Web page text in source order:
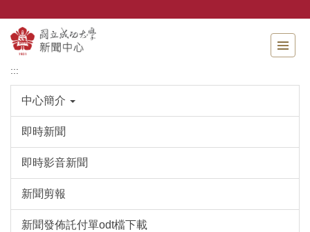
主
要
內
:::
中心簡介
即時新聞
即時影音新聞
新聞剪報
新聞發佈託付單odt檔下載